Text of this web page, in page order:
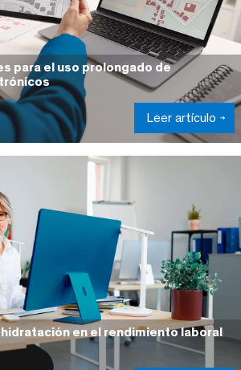
para el uso prolongado de
Leer artículo
en el rendimiento laboral